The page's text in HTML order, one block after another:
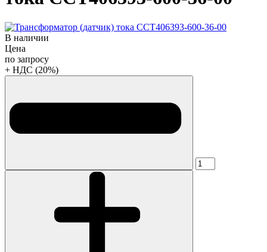
В наличии
Цена
по запросу
+ НДС (20%)